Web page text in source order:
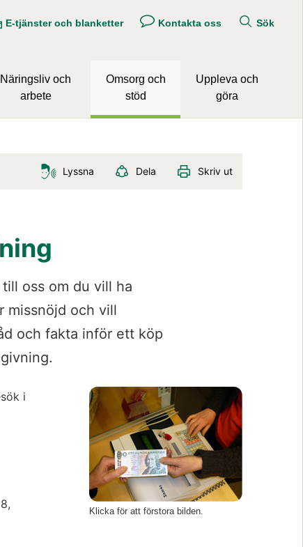
E-tjänster och blanketter Kontakta oss Sök
Näringsliv och
arbete
Omsorg och
stöd
Uppleva och
göra
Lyssna Dela Skriv ut
oss om du vill ha
missnöjd och vill
och fakta inför ett köp
Klicka för att förstora bilden.
i